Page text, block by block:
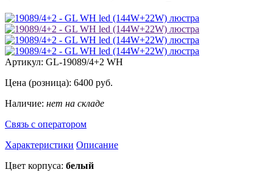
Артикул: GL-19089/4+2 WH
Цена (розница): 6400 руб.
Наличие: нет на складе
Связь с оператором
Характеристики Описание
Цвет корпуса: белый